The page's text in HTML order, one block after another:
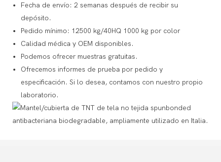
Fecha de envío: 2 semanas después de recibir su
depósito.
Pedido mínimo: 12500 kg/40HQ 1000 kg por color
Calidad médica y OEM disponibles.
Podemos ofrecer muestras gratuitas.
Ofrecemos informes de prueba por pedido y
especificación. Si lo desea, contamos con nuestro propio
laboratorio.